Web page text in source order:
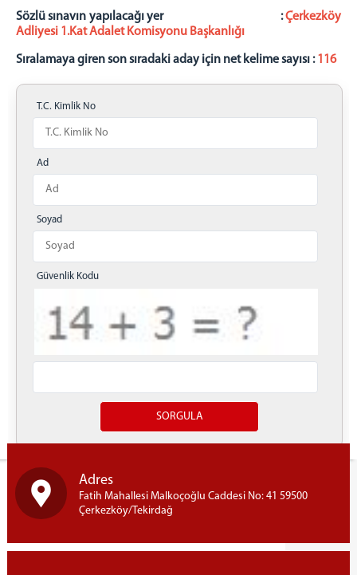
Sözlü sınavın yapılacağı yer : Çerkezköy
Adliyesi 1.Kat Adalet Komisyonu Başkanlığı
Sıralamaya giren son sıradaki aday için net kelime sayısı : 116
T.C. Kimlik No
Ad
Soyad
Güvenlik Kodu
Yazdır
Adres
Fatih Mahallesi Malkoçoğlu Caddesi No: 41 59500
Çerkezköy/Tekirdağ